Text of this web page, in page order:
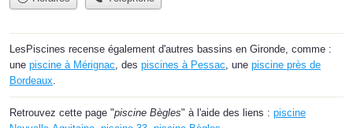
LesPiscines recense également d'autres bassins en Gironde, comme :
une piscine à Mérignac , des piscines à Pessac , une piscine près de
Bordeaux
Retrouvez cette page "piscine Bègles" à l'aide des liens : piscine